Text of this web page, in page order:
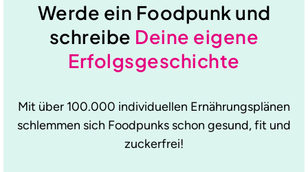
Werde ein Foodpunk und
schreibe Deine eigene
Erfolgsgeschichte
Mit über 100.000 individuellen Ernährungsplänen
schlemmen sich Foodpunks schon gesund, fit und
zuckerfrei!